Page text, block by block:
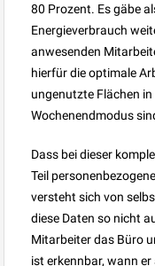
80 Prozent. Es gäbe
Energieverbrauch
anwesenden
hierfür die optimale
ungenutzte Flächen
Wochenendmodus
Dass bei dieser
Teil
versteht sich von
diese Daten so nicht
Mitarbeiter das Büro
ist erkennbar, wann